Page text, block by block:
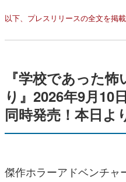
以下、プレスリリースの全文を掲
『学校であった
り』2026年9月10
同時発売！本日よ
傑作ホラーアドベンチ